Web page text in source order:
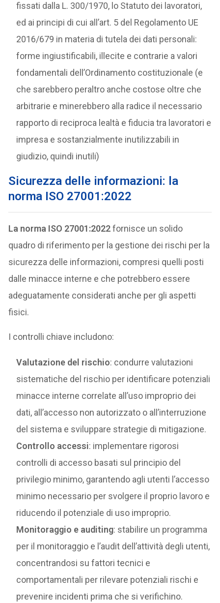
fissati dalla L. 300/1970, lo Statuto dei lavoratori,
ed ai principi di cui all’art. 5 del Regolamento UE
2016/679 in materia di tutela dei dati personali:
forme ingiustificabili, illecite e contrarie a valori
fondamentali dell’Ordinamento costituzionale (e
che sarebbero peraltro anche costose oltre che
arbitrarie e minerebbero alla radice il necessario
rapporto di reciproca lealtà e fiducia tra lavoratori e
impresa e sostanzialmente inutilizzabili in
giudizio, quindi inutili)
Sicurezza delle informazioni: la
norma ISO 27001:2022
La norma ISO 27001:2022fornisce un solido
quadro di riferimento per la gestione dei rischi per la
sicurezza delle informazioni, compresi quelli posti
dalle minacce interne e che potrebbero essere
adeguatamente considerati anche per gli aspetti
fisici.
I controlli chiave includono:
Valutazione del rischio: condurre valutazioni
sistematiche del rischio per identificare potenziali
minacce interne correlate all’uso improprio dei
dati, all’accesso non autorizzato o all’interruzione
del sistema e sviluppare strategie di mitigazione.
Controllo accessi: implementare rigorosi
controlli di accesso basati sul principio del
privilegio minimo, garantendo agli utenti l’accesso
minimo necessario per svolgere il proprio lavoro e
riducendo il potenziale di uso improprio.
Monitoraggio e auditing: stabilire un programma
per il monitoraggio e l’audit dell’attività degli utenti,
concentrandosi su fattori tecnici e
comportamentali per rilevare potenziali rischi e
prevenire incidenti prima che si verifichino.